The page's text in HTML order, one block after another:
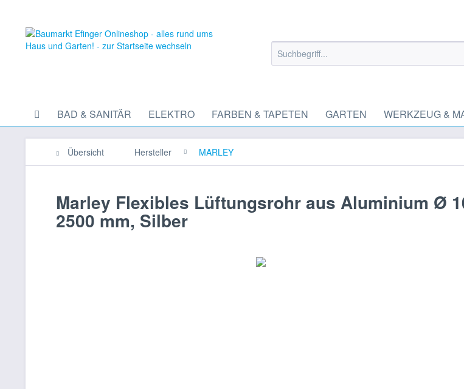
BAD & SANITÄR ELEKTRO FARBEN & TAPETEN GARTEN WERKZEUG &
Übersicht Hersteller MARLEY
Marley Flexibles Lüftungsrohr aus Aluminium Ø
2500 mm, Silber